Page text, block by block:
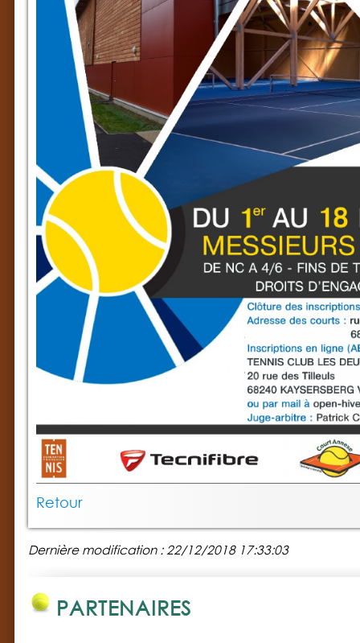
Retour
Dernière modification : 22/12/2018 17:33:03
PARTENAIRES